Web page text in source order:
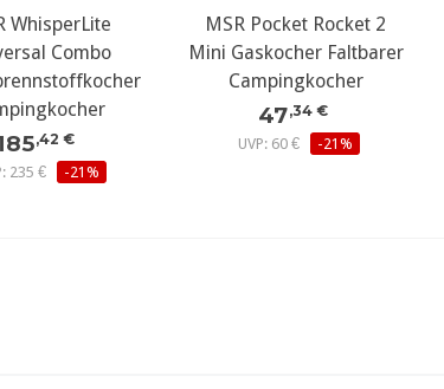
WhisperLite
Combo
,42 €
235 €
-21%
MSR Pocket Rocket 2
Mini Gaskocher Faltbarer
Campingkocher
47,34 €
UVP: 60 €
-21%